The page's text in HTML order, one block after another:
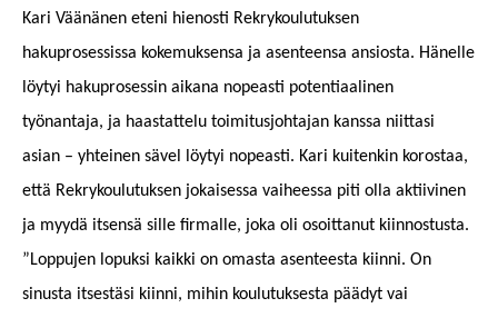
Kari Väänänen eteni hienosti Rekrykoulutuksen
hakuprosessissa kokemuksensa ja asenteensa ansiosta. Hänelle
löytyi hakuprosessin aikana nopeasti potentiaalinen
työnantaja, ja haastattelu toimitusjohtajan kanssa niittasi
asian – yhteinen sävel löytyi nopeasti. Kari kuitenkin korostaa,
että Rekrykoulutuksen jokaisessa vaiheessa piti olla aktiivinen
ja myydä itsensä sille firmalle, joka oli osoittanut kiinnostusta.
”Loppujen lopuksi kaikki on omasta asenteesta kiinni. On
sinusta itsestäsi kiinni, mihin koulutuksesta päädyt vai